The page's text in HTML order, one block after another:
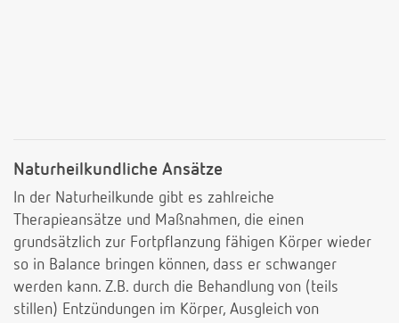
Naturheilkundliche Ansätze
In der Naturheilkunde gibt es zahlreiche
Therapieansätze und Maßnahmen, die einen
grundsätzlich zur Fortpflanzung fähigen Körper wieder
so in Balance bringen können, dass er schwanger
werden kann. Z.B. durch die Behandlung von (teils
stillen) Entzündungen im Körper, Ausgleich von